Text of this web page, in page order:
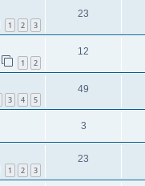
1 2 3
23
1 2
12
3 4 5
49
3
1 2 3
23